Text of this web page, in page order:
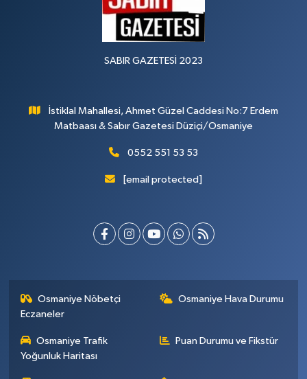
SABIR GAZETESİ 2023
İstiklal Mahallesi, Ahmet Güzel Caddesi No:7 Erdem
Matbaası & Sabır Gazetesi Düziçi/Osmaniye
0552 551 53 53
[email protected]
Osmaniye Nöbetçi
Eczaneler
Osmaniye Hava Durumu
Osmaniye Trafik
Yoğunluk Haritası
Puan Durumu ve Fikstür